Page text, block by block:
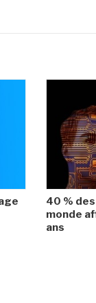
40 %
monde
ans